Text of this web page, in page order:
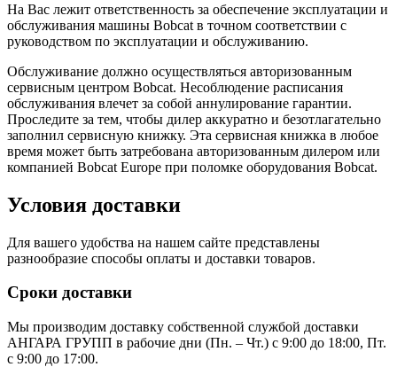
На Вас лежит ответственность за обеспечение эксплуатации и
обслуживания машины Bobcat в точном соответствии с
руководством по эксплуатации и обслуживанию.
Обслуживание должно осуществляться авторизованным
сервисным центром Bobcat. Несоблюдение расписания
обслуживания влечет за собой аннулирование гарантии.
Проследите за тем, чтобы дилер аккуратно и безотлагательно
заполнил сервисную книжку. Эта сервисная книжка в любое
время может быть затребована авторизованным дилером или
компанией Bobcat Europe при поломке оборудования Bobcat.
Условия доставки
Для вашего удобства на нашем сайте представлены
разнообразие способы оплаты и доставки товаров.
Сроки доставки
Мы производим доставку собственной службой доставки
АНГАРА ГРУПП в рабочие дни (Пн. – Чт.) с 9:00 до 18:00, Пт.
с 9:00 до 17:00.